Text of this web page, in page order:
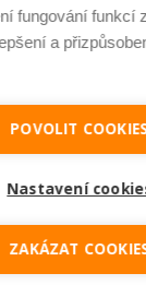
fungování funkcí
a
POVOLIT
Nastavení
ZAKÁZAT